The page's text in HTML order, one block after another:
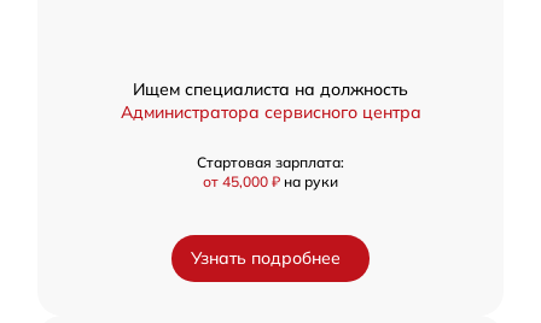
Ищем специалиста на должность
Администратора сервисного центра
Стартовая зарплата:
от 45,000 ₽ на руки
Узнать подробнее